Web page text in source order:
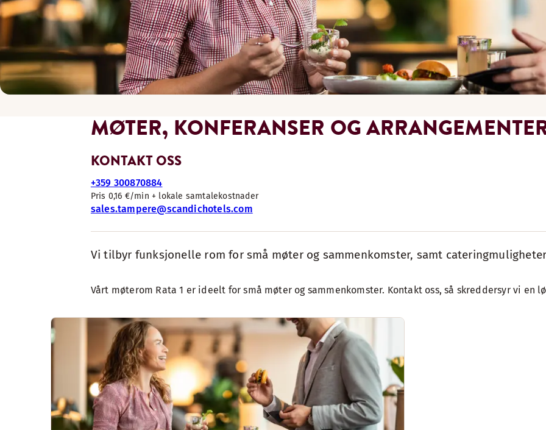
MØTER, KONFERANSER OG
KONTAKT OSS
+359 300870884
Pris 0,16 €/min + lokale samtalekostnader
sales.tampere@scandichotels.com
Vi tilbyr funksjonelle rom for små møter og sammenkomster, samt
Vårt møterom Rata 1 er ideelt for små møter og sammenkomster. Kontakt oss, så skreddersyr vi en